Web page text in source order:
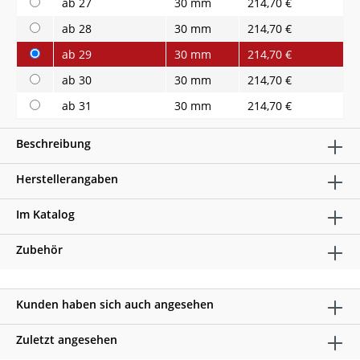
ab 28
30 mm
214,70 €
ab 29
30 mm
214,70 €
ab 30
30 mm
214,70 €
ab 31
30 mm 214,70 €
Beschreibung
Herstellerangaben
Im Katalog
Zubehör
Kunden haben sich auch angesehen
Zuletzt angesehen